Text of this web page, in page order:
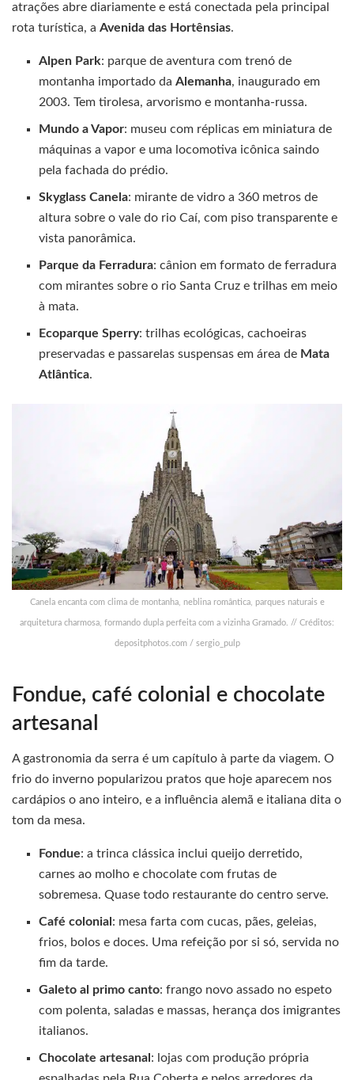
atrações abre diariamente e está conectada pela principal
rota turística, a Avenida das Hortênsias.
Alpen Park: parque de aventura com trenó de
montanha importado daAlemanha, inaugurado em
2003. Tem tirolesa, arvorismo e montanha-russa.
Mundo a Vapor: museu com réplicas em miniatura de
máquinas a vapor e uma locomotiva icônica saindo
pela fachada do prédio.
Skyglass Canela: mirante de vidro a 360 metros de
altura sobre o vale do rio Caí, com piso transparente e
vista panorâmica.
Parque da Ferradura: cânion em formato de ferradura
com mirantes sobre o rio Santa Cruz e trilhas em meio
à mata.
Ecoparque Sperry: trilhas ecológicas, cachoeiras
preservadas e passarelas suspensas em área de Mata
Atlântica.
Canela encanta com clima de montanha, neblina romântica, parques naturais e
arquitetura charmosa, formando dupla perfeita com a vizinha Gramado. // Créditos:
depositphotos.com / sergio_pulp
Fondue, café colonial e chocolate
artesanal
A gastronomia da serra é um capítulo à parte da viagem. O
frio do inverno popularizou pratos que hoje aparecem nos
cardápios o ano inteiro, e a influência alemã e italiana dita o
tom da mesa.
Fondue: a trinca clássica inclui queijo derretido,
carnes ao molho e chocolate com frutas de
sobremesa. Quase todo restaurante do centro serve.
Café colonial : mesa farta com cucas, pães, geleias,
frios, bolos e doces. Uma refeição por si só, servida no
fim da tarde.
Galeto al primo canto: frango novo assado no espeto
com polenta, saladas e massas, herança dos imigrantes
italianos.
Chocolate artesanal : lojas com produção própria